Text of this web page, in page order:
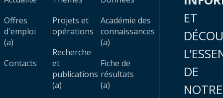
Offres
d'emploi
(a)
Contacts
Projets et
opérations
Recherche
et
publications
(a)
Académie des
connaissances
(a)
Fiche de
résultats
(a)
ET
DE
NOTRE